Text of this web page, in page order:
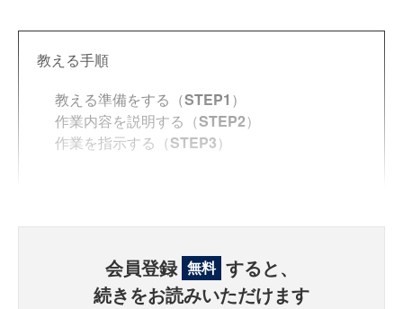
教える手順
教える準備をする（STEP1 ）
作業内容を説明する（STEP2）
作業を指示する（STEP3）
会員登録 無料 すると、
続きをお読みいただけます